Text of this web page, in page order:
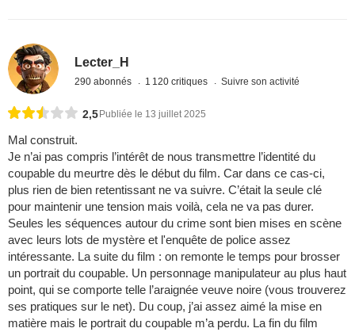
Lecter_H
290 abonnés 1 120 critiques Suivre son activité
2,5 Publiée le 13 juillet 2025
Mal construit.
Je n’ai pas compris l’intérêt de nous transmettre l’identité du
coupable du meurtre dès le début du film. Car dans ce cas-ci,
plus rien de bien retentissant ne va suivre. C’était la seule clé
pour maintenir une tension mais voilà, cela ne va pas durer.
Seules les séquences autour du crime sont bien mises en scène
avec leurs lots de mystère et l'enquête de police assez
intéressante. La suite du film : on remonte le temps pour brosser
un portrait du coupable. Un personnage manipulateur au plus haut
point, qui se comporte telle l’araignée veuve noire (vous trouverez
ses pratiques sur le net). Du coup, j’ai assez aimé la mise en
matière mais le portrait du coupable m’a perdu. La fin du film